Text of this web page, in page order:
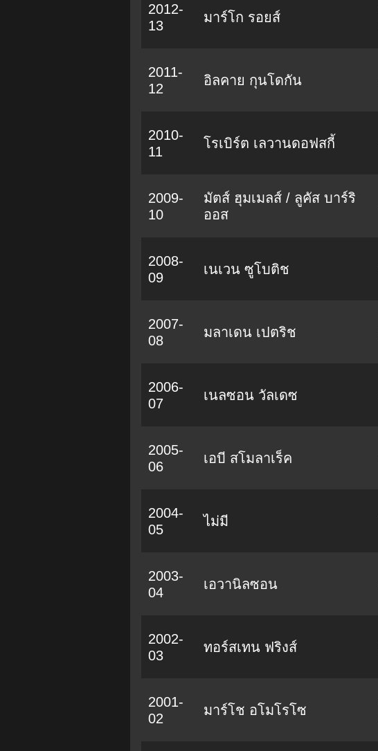
2012-
13
มาร์โก รอยส์
2011-
12
อิลคาย กุนโดกัน
2010-
11
โรเบิร์ต เลวานดอฟสกี้
2009-
10
มัตส์ ฮุมเมลส์ / ลูคัส บาร์ริ
ออส
2008-
09
เนเวน ซูโบติช
2007-
08
มลาเดน เปตริช
2006-
07
เนลซอน วัลเดซ
2005-
06
เอบี สโมลาเร็ค
2004-
05
ไม่มี
2003-
04
เอวานิลซอน
2002-
03
ทอร์สเทน ฟริงส์
2001-
02
มาร์โช อโมโรโซ